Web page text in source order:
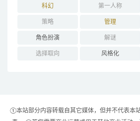
科幻 第一人称
策略 管理
角色扮演 解谜
选择取向 风格化
①本站部分内容转载自其它媒体，但并不代表本